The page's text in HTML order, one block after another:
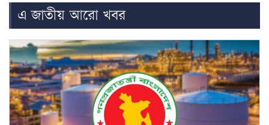
5
বিশেষ ক্ষমতা আইন প্রয়োগ করা
হবে: আইনমন্ত্রী
6
বিএনপি হয়তো ভারতকে ভয়
পাচ্ছে: নাহিদ ইসলাম
7
রোম বিমানবন্দরে ৭ ঘণ্টার বেশি
আটকে বিমানের ২৬০ যাত্রী
এ জাতীয় আরো খবর